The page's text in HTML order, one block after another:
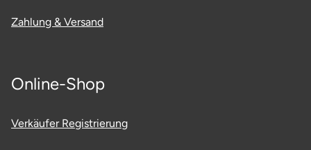
Zahlung & Versand
Online-Shop
Verkäufer Registrierung
Osnabrück
Ostprignitz-Ruppin
Oy-Mittelberg